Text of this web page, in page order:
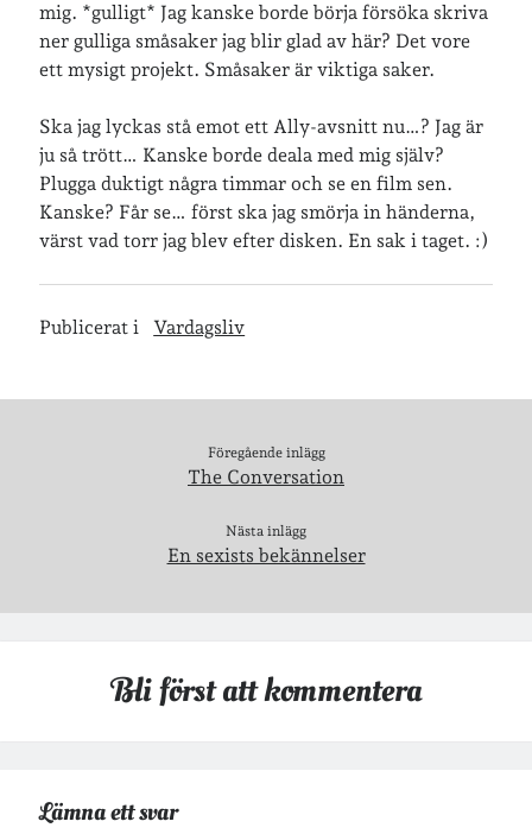
Geocaching
Bröllop café & restaurang dator
frågor & svar
mig. *gulligt* Jag kanske borde börja försöka skriva
ner gulliga småsaker jag blir glad av här? Det vore
ett mysigt projekt. Småsaker är viktiga saker.
Ska jag lyckas stå emot ett Ally-avsnitt nu…? Jag är
ju så trött… Kanske borde deala med mig själv?
Plugga duktigt några timmar och se en film sen.
Kanske? Får se… först ska jag smörja in händerna,
värst vad torr jag blev efter disken. En sak i taget. :)
Publicerat i Vardagsliv
Föregående inlägg
The Conversation
Nästa inlägg
En sexists bekännelser
Bli först att kommentera
Lämna ett svar